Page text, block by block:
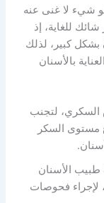
شيء لا غنى عنه
للغاية، إذ
كبير، لذلك
بالأسنان
لتجنب
مستوى السكر
طبيب الأسنان
لإجراء فحوصات